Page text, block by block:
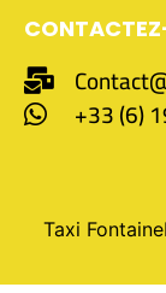
+33 (6)
Taxi